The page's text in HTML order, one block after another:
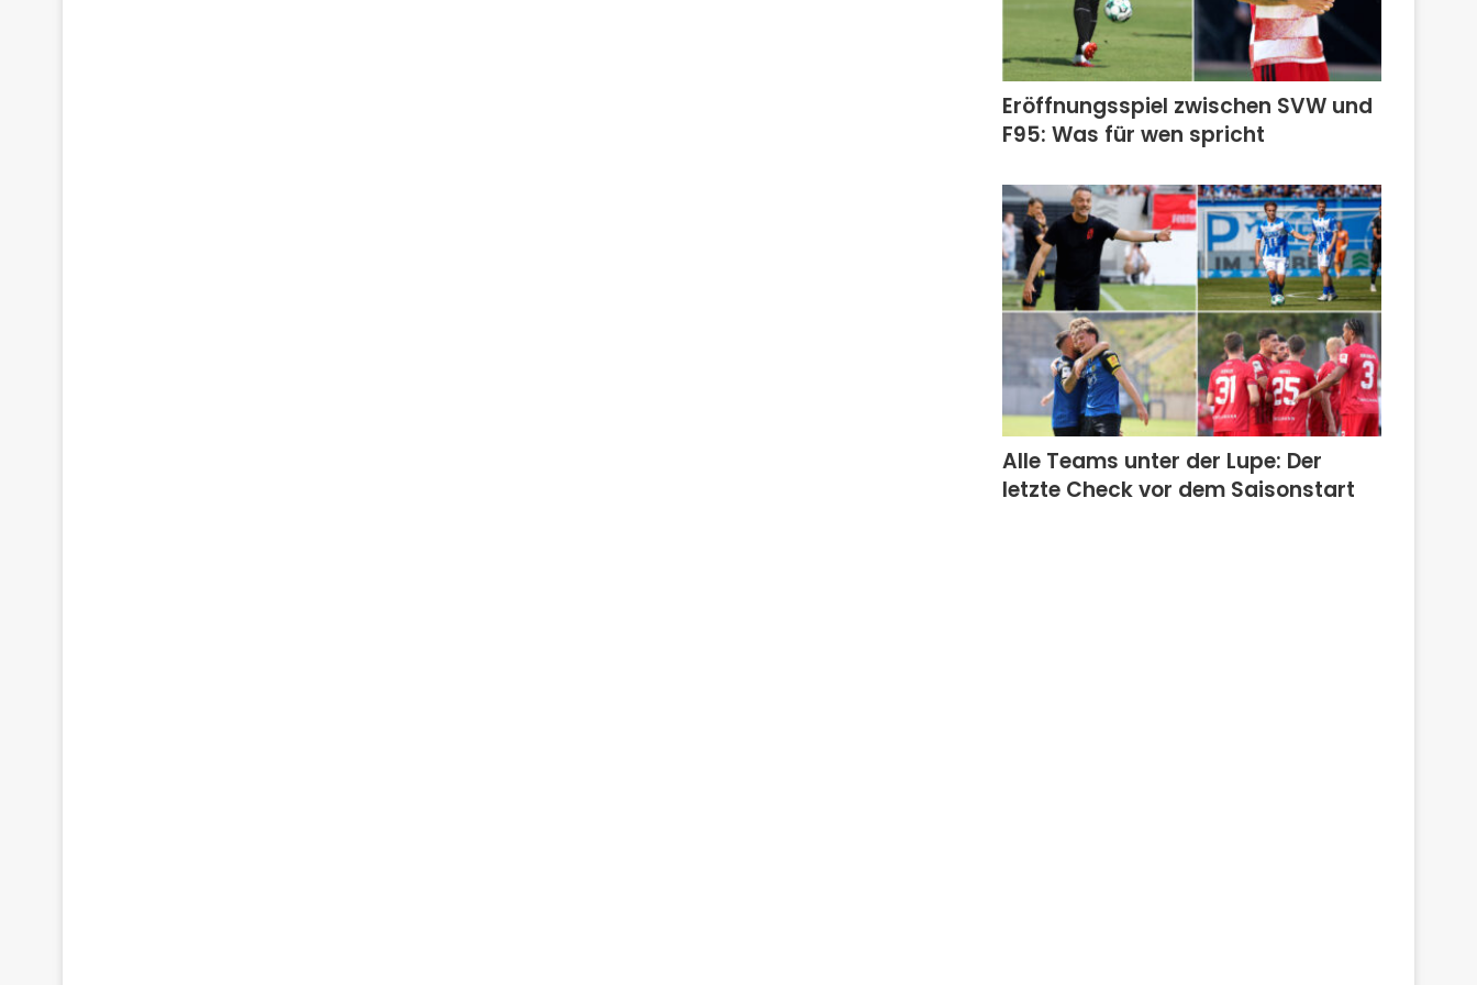
Eröffnungsspiel zwischen SVW und
F95: Was für wen spricht
Alle Teams unter der Lupe: Der
letzte Check vor dem Saisonstart